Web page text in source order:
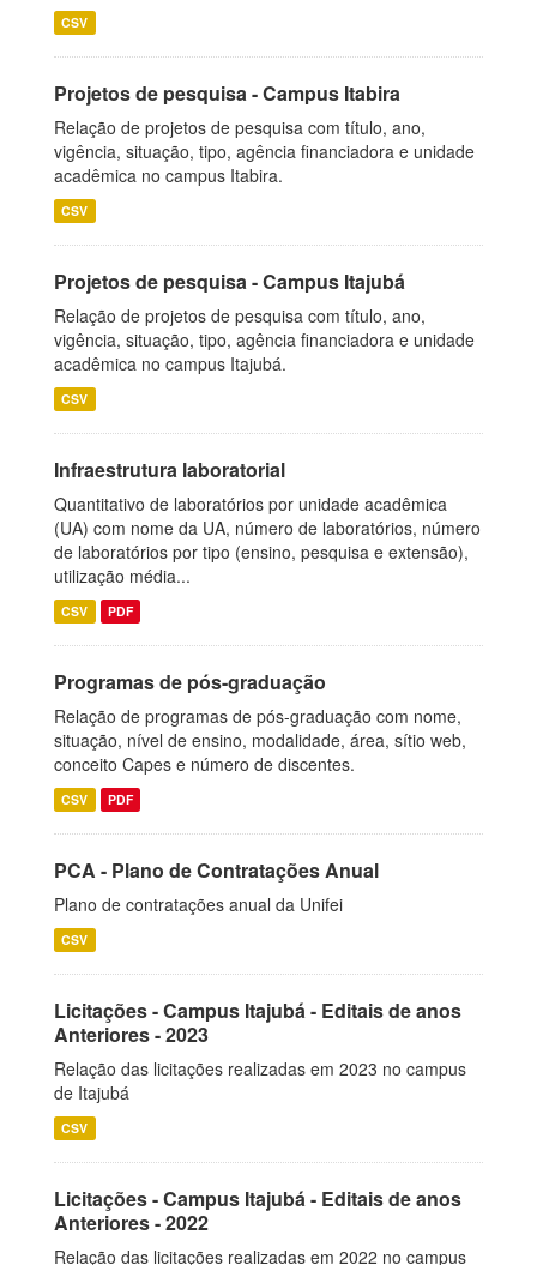
CSV
Projetos de pesquisa - Campus Itabira
Relação de projetos de pesquisa com título, ano,
vigência, situação, tipo, agência financiadora e unidade
acadêmica no campus Itabira.
CSV
Projetos de pesquisa - Campus Itajubá
Relação de projetos de pesquisa com título, ano,
vigência, situação, tipo, agência financiadora e unidade
acadêmica no campus Itajubá.
CSV
Infraestrutura laboratorial
Quantitativo de laboratórios por unidade acadêmica
(UA) com nome da UA, número de laboratórios, número
de laboratórios por tipo (ensino, pesquisa e extensão),
utilização média...
CSV PDF
Programas de pós-graduação
Relação de programas de pós-graduação com nome,
situação, nível de ensino, modalidade, área, sítio web,
conceito Capes e número de discentes.
CSV PDF
PCA - Plano de Contratações Anual
Plano de contratações anual da Unifei
CSV
Licitações - Campus Itajubá - Editais de anos
Anteriores - 2023
Relação das licitações realizadas em 2023 no campus
de Itajubá
CSV
Licitações - Campus Itajubá - Editais de anos
Anteriores - 2022
Relação das licitações realizadas em 2022 no campus